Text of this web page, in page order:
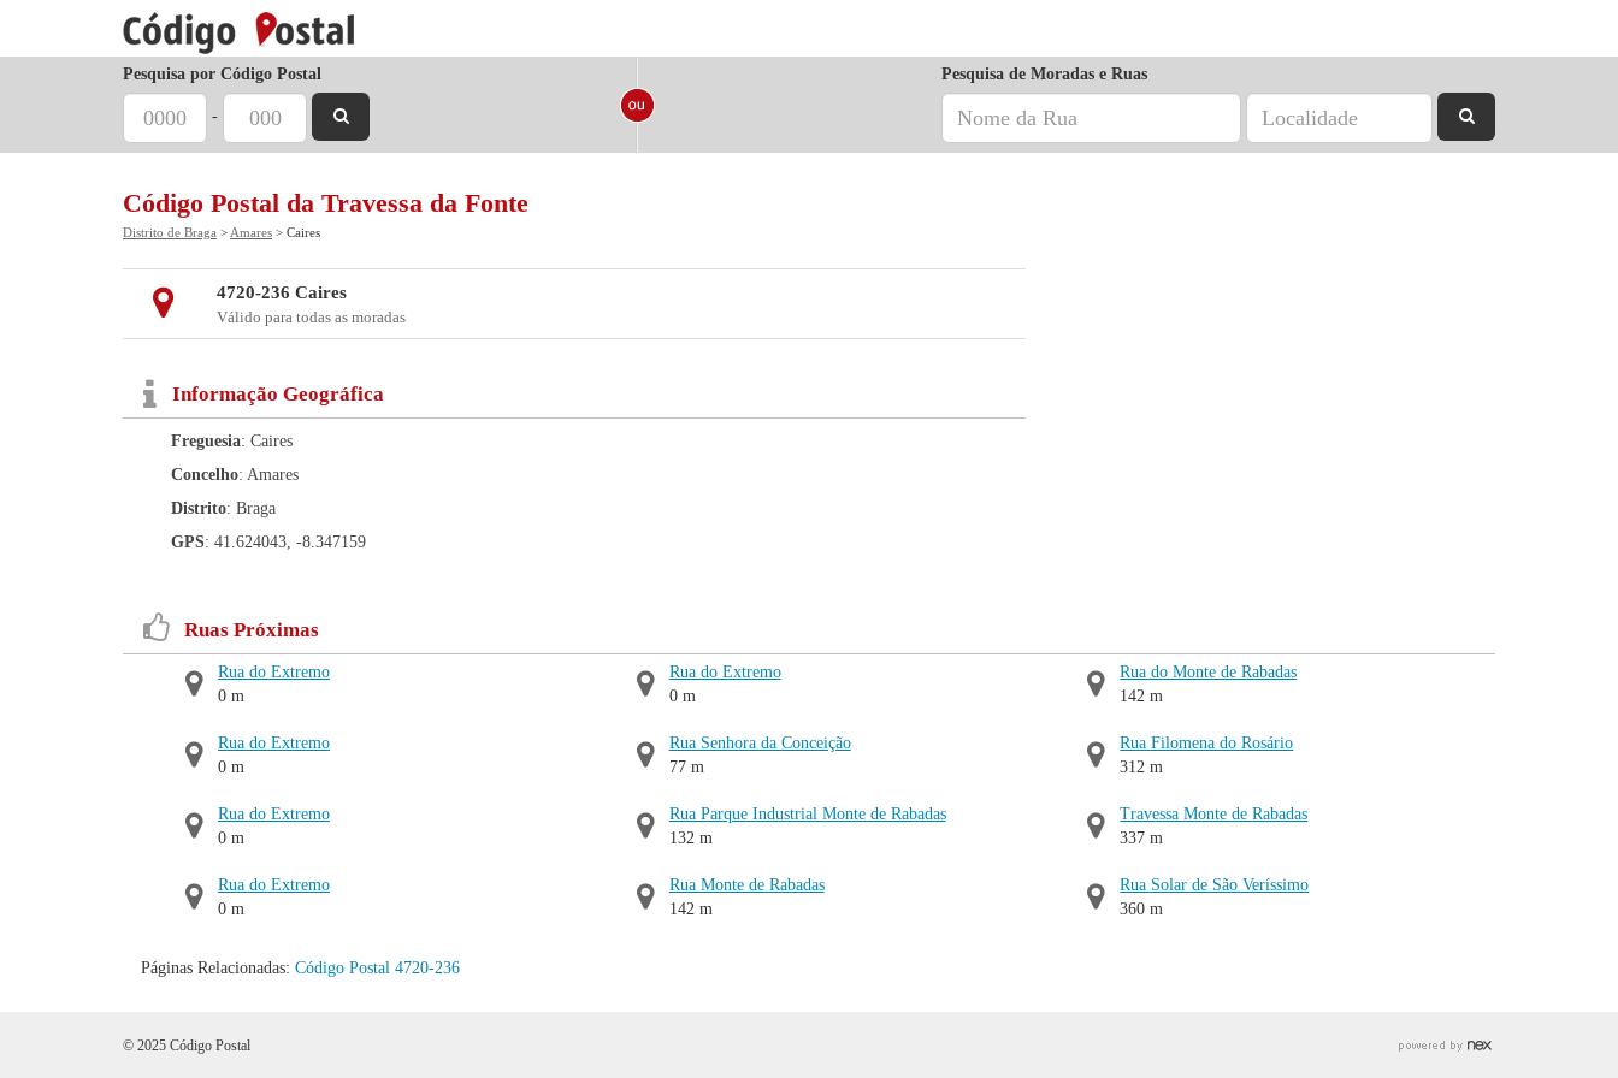
Pesquisa por Código Postal
-
Pesquisa de Moradas e Ruas
Código Postal da Travessa da Fonte
Distrito de Braga > Amares > Caires
4720-236 Caires
Válido para todas as moradas
Informação Geográfica
Freguesia: Caires
Concelho: Amares
Distrito: Braga
GPS: 41.624043, -8.347159
Ruas Próximas
Rua do Extremo
0 m
Rua do Extremo
0 m
Rua do Extremo
0 m
Rua do Extremo
0 m
Rua do Extremo
0 m
Rua Senhora da Conceição
77 m
Rua Parque Industrial Monte de Rabadas
132 m
Rua Monte de Rabadas
142 m
Rua do Monte de Rabadas
142 m
Rua Filomena do Rosário
312 m
Travessa Monte de Rabadas
337 m
Rua Solar de São Veríssimo
360 m
Páginas Relacionadas: Código Postal 4720-236
© 2025 Código Postal